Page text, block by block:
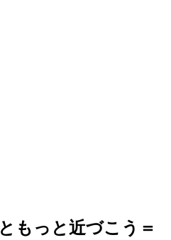
もっと近づこう＝